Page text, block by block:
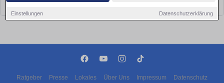
Einstellungen Datenschutzerklärung
bald wieder vorbei!
Ratgeber Presse Lokales Über Uns Impressum Datenschutz